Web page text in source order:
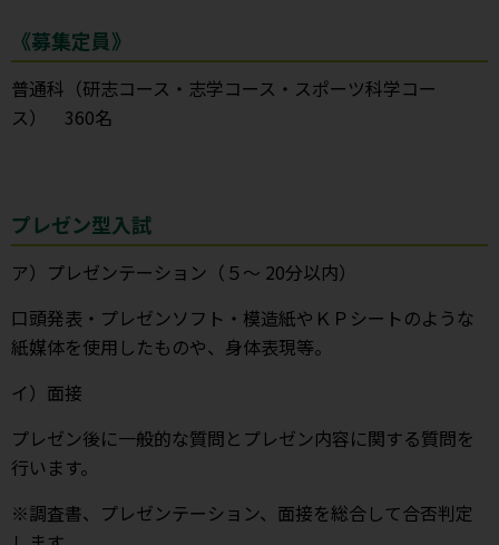
《募集定員》
普通科（研志コース・志学コース・スポーツ科学コー
ス） 360名
プレゼン型入試
ア）プレゼンテーション（５～ 20分以内）
口頭発表・プレゼンソフト・模造紙やＫＰシートのような
紙媒体を使用したものや、身体表現等。
イ）面接
プレゼン後に一般的な質問とプレゼン内容に関する質問を
行います。
※調査書、プレゼンテーション、面接を総合して合否判定